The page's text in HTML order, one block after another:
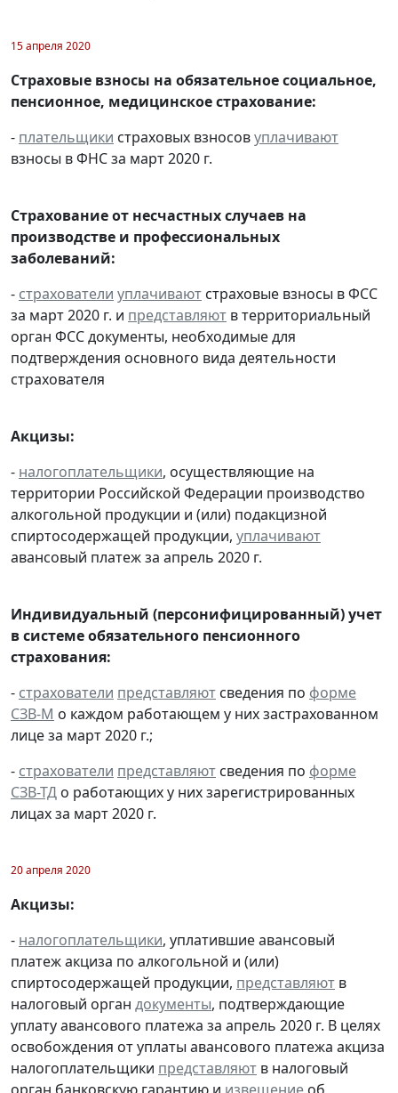
15 апреля 2020
Страховые взносы на обязательное социальное,
пенсионное, медицинское страхование:
- плательщики страховых взносовуплачивают
взносы в ФНС за март 2020 г.
Страхование от несчастных случаев на
производстве и профессиональных
заболеваний:
- страхователи уплачивают страховые взносы в ФСС
за март 2020 г. и представляют в территориальный
орган ФСС документы, необходимые для
подтверждения основного вида деятельности
страхователя
Акцизы:
- налогоплательщики, осуществляющие на
территории Российской Федерации производство
алкогольной продукции и (или) подакцизной
спиртосодержащей продукции, уплачивают
авансовый платеж за апрель 2020 г.
Индивидуальный (персонифицированный) учет
в системе обязательного пенсионного
страхования:
- страхователи представляют сведения по форме
СЗВ-М о каждом работающем у них застрахованном
лице за март 2020 г.;
- страхователи представляют сведения по форме
СЗВ-ТД о работающих у них зарегистрированных
лицах за март 2020 г.
20 апреля 2020
Акцизы:
- налогоплательщики, уплатившие авансовый
платеж акциза по алкогольной и (или)
спиртосодержащей продукции, представляют в
налоговый орган документы, подтверждающие
уплату авансового платежа за апрель 2020 г. В целях
освобождения от уплаты авансового платежа акциза
налогоплательщики представляют в налоговый